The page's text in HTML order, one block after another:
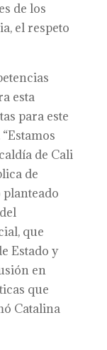
de los
el respeto
esta
para este
de Cali
de
que
Estado y
en
que
Catalina